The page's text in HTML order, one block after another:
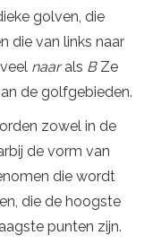
golven, die
die van links naar
naarals BZe
de golfgebieden.
zowel in de
de vorm van
die wordt
die de hoogste
punten zijn.